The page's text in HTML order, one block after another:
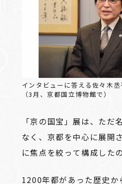
インタビューに答える佐々木
（3月、京都国立博物館で）
「京の国宝」展は、ただ
なく、京都を中心に展開
に焦点を絞って構成した
1200年都があった歴史か